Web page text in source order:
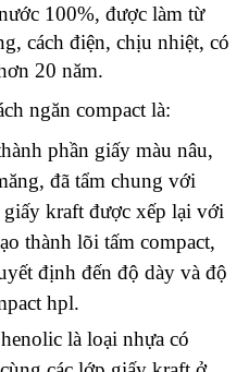
100%, được làm từ
cách điện, chịu nhiệt, có
20 năm.
ngăn compact là:
phần giấy màu nâu,
đã tẩm chung với
kraft được xếp lại với
thành lõi tấm compact,
định đến độ dày và độ
hpl.
là loại nhựa có